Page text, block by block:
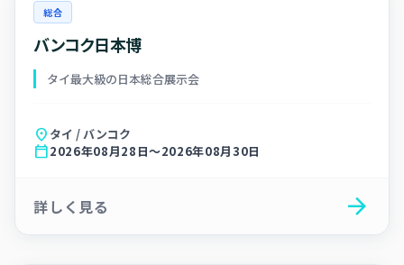
総合
バンコク日本博
タイ最大級の日本総合展示会
location_on タイ / バンコク
calendar_today2026年08月28日～2026年08月30日
詳しく見る arrow_forward